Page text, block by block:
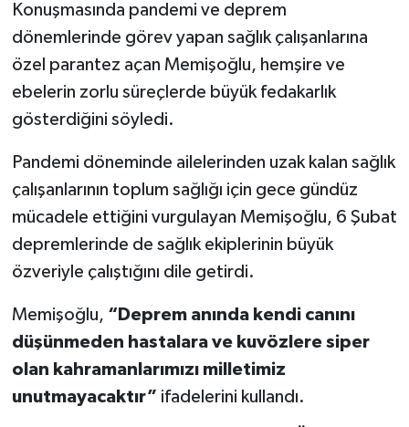
Konuşmasında pandemi ve deprem
dönemlerinde görev yapan sağlık çalışanlarına
özel parantez açan Memişoğlu, hemşire ve
ebelerin zorlu süreçlerde büyük fedakarlık
gösterdiğini söyledi.
Pandemi döneminde ailelerinden uzak kalan sağlık
çalışanlarının toplum sağlığı için gece gündüz
mücadele ettiğini vurgulayan Memişoğlu, 6 Şubat
depremlerinde de sağlık ekiplerinin büyük
özveriyle çalıştığını dile getirdi.
Memişoğlu, “Deprem anında kendi canını
düşünmeden hastalara ve kuvözlere siper
olan kahramanlarımızı milletimiz
unutmayacaktır” ifadelerini kullandı.